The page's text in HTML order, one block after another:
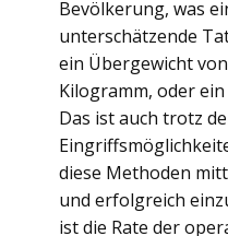
Bevölkerung, was
unterschätzende
ein Übergewicht
Kilogramm, oder
Das ist auch trotz
diese Methoden
und erfolgreich
ist die Rate der